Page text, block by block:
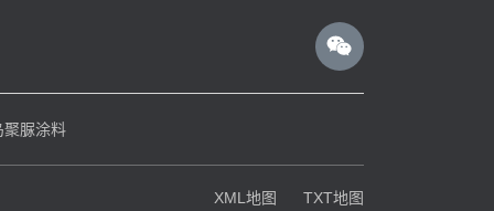
聚脲涂料
XML地图 TXT地图